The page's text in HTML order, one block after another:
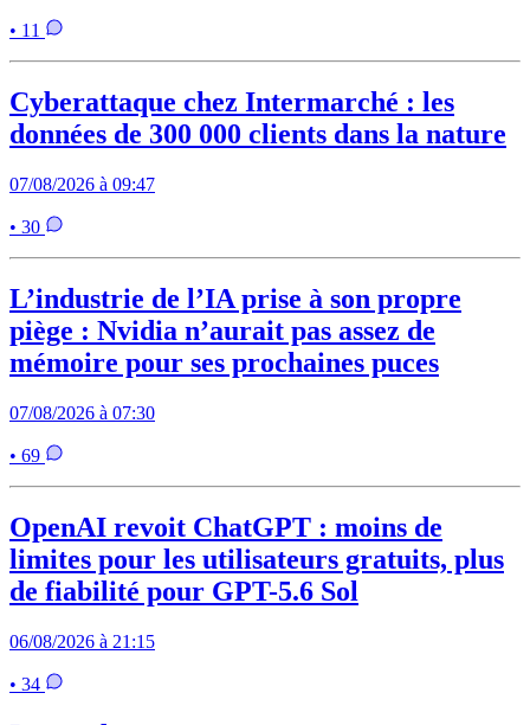
• 11
Cyberattaque chez Intermarché : les
données de 300 000 clients dans la nature
07/08/2026 à 09:47
• 30
L’industrie de l’IA prise à son propre
piège : Nvidia n’aurait pas assez de
mémoire pour ses prochaines puces
07/08/2026 à 07:30
• 69
OpenAI revoit ChatGPT : moins de
limites pour les utilisateurs gratuits, plus
de fiabilité pour GPT-5.6 Sol
06/08/2026 à 21:15
• 34